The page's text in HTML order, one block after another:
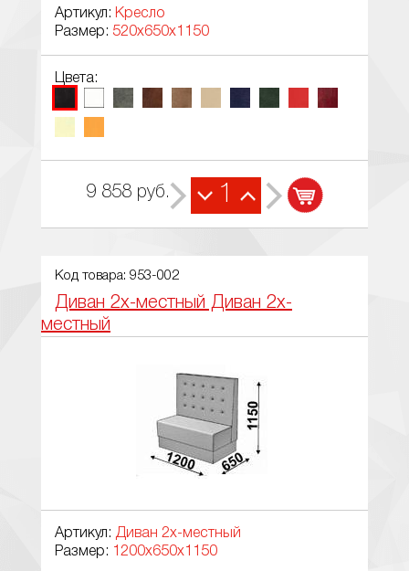
Артикул: Кресло
Размер: 520х650х1150
Цвета:
9 858 руб. 1
Код товара: 953-002
Диван 2х-местный Диван 2х-
местный
Артикул: Диван 2х-местный
Размер: 1200х650х1150